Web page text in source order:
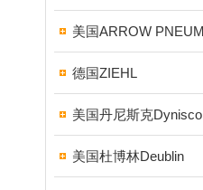
德国ZIEHL
美国丹尼斯克Dynisco
美国杜博林Deublin